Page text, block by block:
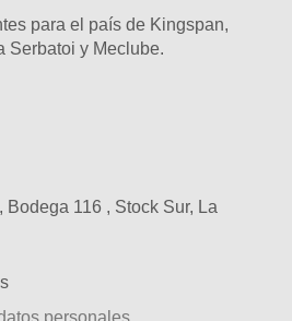
para el país de Kingspan,
Serbatoi y Meclube.
Bodega 116 , Stock Sur, La
personales